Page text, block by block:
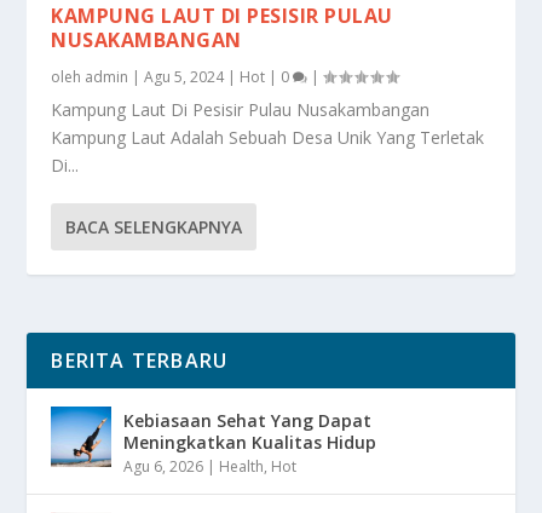
KAMPUNG LAUT DI PESISIR PULAU
NUSAKAMBANGAN
oleh admin |Agu 5, 2024| Hot | 0 |
Kampung Laut Di Pesisir Pulau Nusakambangan
Kampung Laut Adalah Sebuah Desa Unik Yang Terletak
Di...
BACA SELENGKAPNYA
BERITA TERBARU
Kebiasaan Sehat Yang Dapat
Meningkatkan Kualitas Hidup
Agu 6, 2026 | Health, Hot